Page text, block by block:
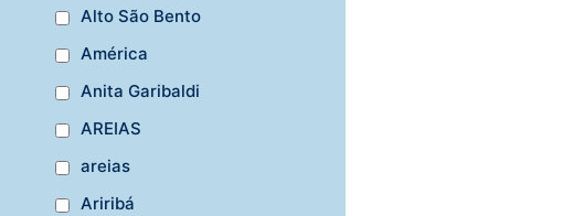
Alto São Bento
América
Anita Garibaldi
AREIAS
areias
Ariribá